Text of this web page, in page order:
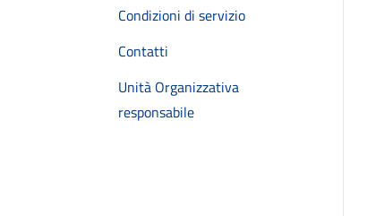
Condizioni di servizio
Contatti
Unità Organizzativa
responsabile